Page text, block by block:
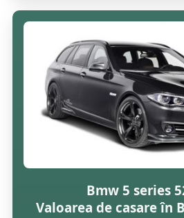
Bmw 5 series
Valoarea de casare în